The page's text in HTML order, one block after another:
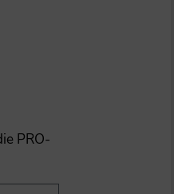
PRO-